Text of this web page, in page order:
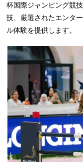
杯国際ジャンピング競
技、厳選されたエンタ
ル体験を提供します。